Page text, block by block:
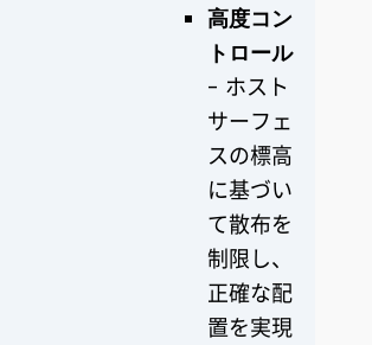
高度コン
トロール
- ホスト
サーフェ
スの標高
に基づい
て散布を
制限し、
正確な配
置を実現